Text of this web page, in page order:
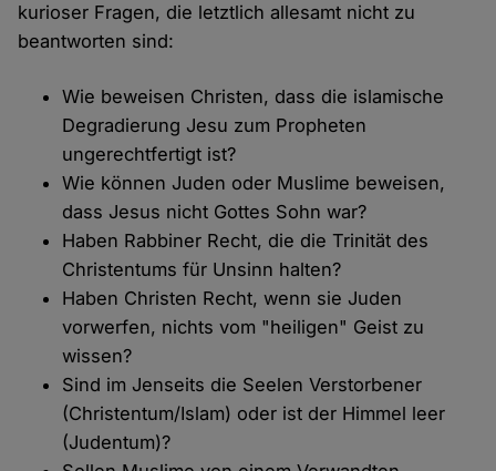
kurioser Fragen, die letztlich allesamt nicht zu
beantworten sind:
Wie beweisen Christen, dass die islamische
Degradierung Jesu zum Propheten
ungerechtfertigt ist?
Wie können Juden oder Muslime beweisen,
dass Jesus nicht Gottes Sohn war?
Haben Rabbiner Recht, die die Trinität des
Christentums für Unsinn halten?
Haben Christen Recht, wenn sie Juden
vorwerfen, nichts vom "heiligen" Geist zu
wissen?
Sind im Jenseits die Seelen Verstorbener
(Christentum/Islam) oder ist der Himmel leer
(Judentum)?